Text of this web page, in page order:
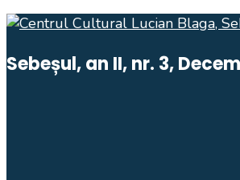
Sebeșul, an II, nr. 3,